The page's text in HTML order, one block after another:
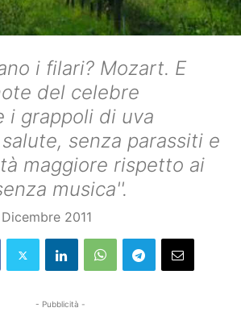
i filari? Mozart. E
del celebre
i grappoli di uva
senza parassiti e
maggiore rispetto ai
musica''.
2011
- Pubblicità -